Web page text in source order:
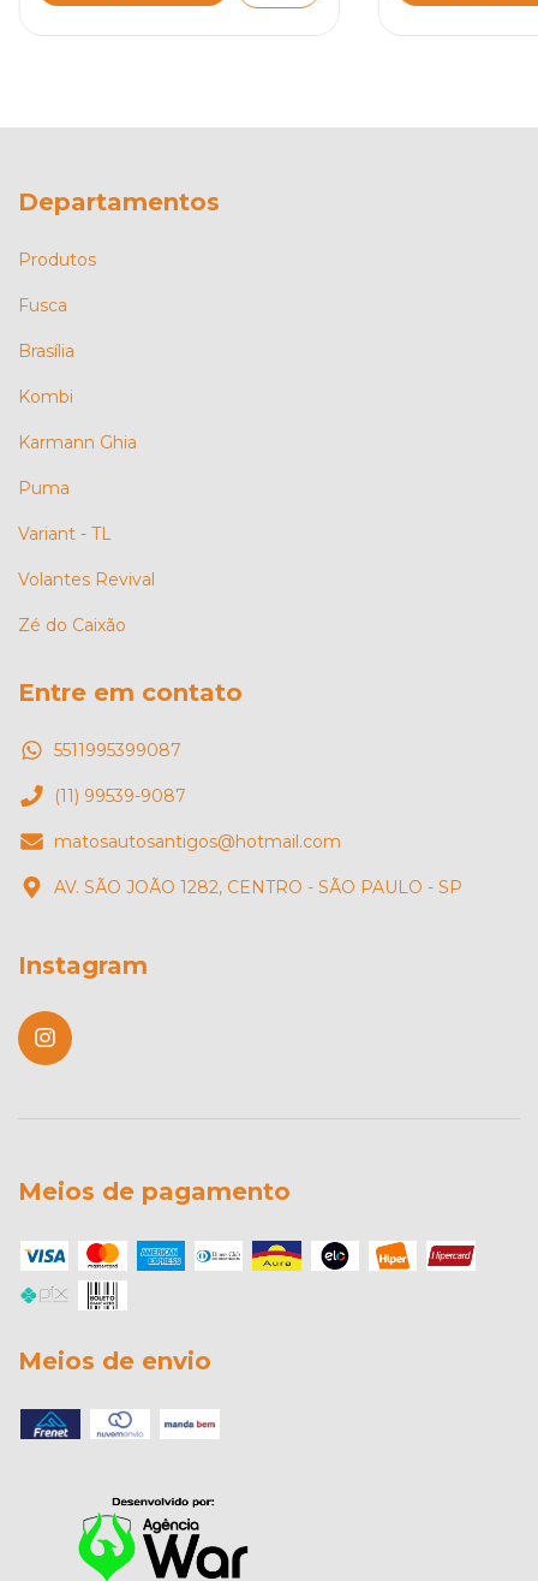
Departamentos
Produtos
Fusca
Brasília
Kombi
Karmann Ghia
Puma
Variant - TL
Volantes Revival
Zé do Caixão
Entre em contato
5511995399087
(11) 99539-9087
matosautosantigos@hotmail.com
AV. SÃO JOÃO 1282, CENTRO - SÃO PAULO - SP
Instagram
Meios de pagamento
Meios de envio